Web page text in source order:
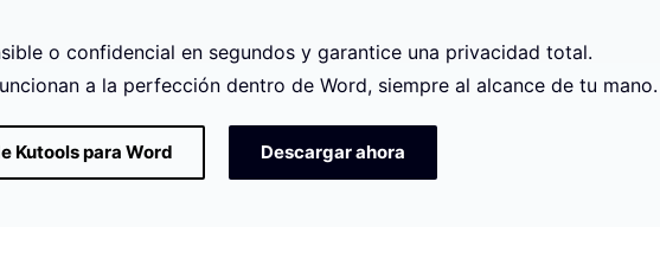
o confidencial en segundos y garantice una privacidad total.
a la perfección dentro de Word, siempre al alcance de tu mano.
Kutools para Word Descargar ahora